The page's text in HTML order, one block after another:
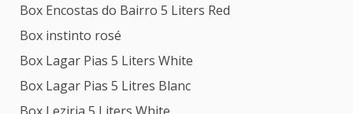
Box Encostas do Bairro 5 Liters Red
Box instinto rosé
Box Lagar Pias 5 Liters White
Box Lagar Pias 5 Litres Blanc